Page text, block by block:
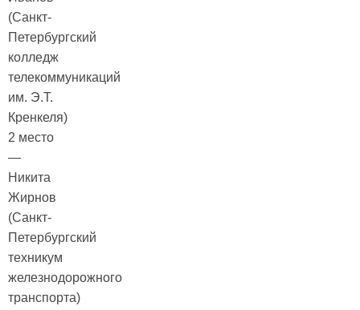
(Санкт-
Петербургский
колледж
телекоммуникаций
им. Э.Т.
Кренкеля)
2 место
—
Никита
Жирнов
(Санкт-
Петербургский
техникум
железнодорожного
транспорта)